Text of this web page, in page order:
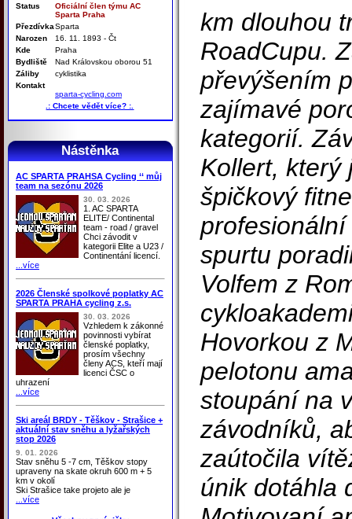
Status
Oficiální člen týmu AC
Sparta Praha
PřezdívkaSparta
Narozen
16. 11. 1893 - Čt
Kde
Praha
Bydliště
Nad Královskou oborou 51
Záliby
cyklistika
Kontakt
sparta-cycling.com
.: Chcete vědět více? :.
Nástěnka
AC SPARTA PRAHSA Cycling ‘‘ můj
team na sezónu 2026
30. 03. 2026
1. AC SPARTA
ELITE/ Continental
team - road / gravel
Chci závodit v
kategorii Elite a U23 /
Continentání licencí.
...více
2026 Členské spolkové poplatky AC
SPARTA PRAHA cycling z.s.
30. 03. 2026
Vzhledem k zákonné
povinnosti vybírat
členské poplatky,
prosím všechny
členy ACS, kteří mají
licenci ČSC o
uhrazení
...více
Ski areál BRDY - Těškov - Strašice +
aktuální stav sněhu a lyžařských
stop 2026
9. 01. 2026
Stav sněhu 5 -7 cm, Těškov stopy
upraveny na skate okruh 600 m + 5
km v okolí
Ski Strašice take projeto ale je
...více
km dlouhou
RoadCupu.
převýšením
zajímavé
kategorií.
Kollert, který
špičkový
spurtu
Volfem z
Hovorkou z
pelotonu
stoupání na
závodníků,
zaútočila
únik dotáhla